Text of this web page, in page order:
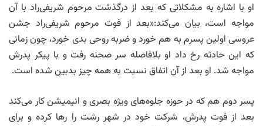
او با اشاره به مشکلاتی که بعد از درگذشت مرحوم شریفی‌راد با آن
مواجه است، بیان می‌کند:«بعد از فوت مرحوم شریفی‌راد جشن
عروسی اولین پسرم به هم خورد و ضربه روحی بدی خورد، چون زمانی
که این حادثه رخ داد او بلافاصله سر صحنه رفت و با پیکر پدرش
مواجه شد. او بعد از آن اتفاق نسبت به همه چیز بدبین شده است.
پسر دوم هم که در حوزه جلوه‌های ویژه بصری و انیمیشن کار می‌کند
بعد از فوت پدرش، شرکت خود در شهر رشت را رها کرده و برای